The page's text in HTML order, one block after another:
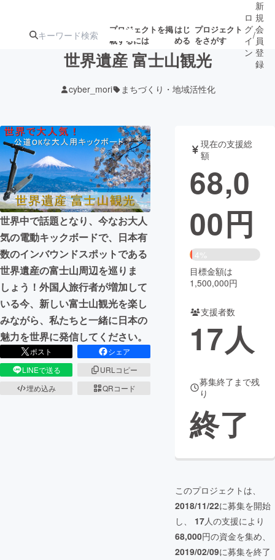
プロジェクトを掲
載するには
はじ
める
プロジェクト
をさがす
アート・写真
テクノロジー・ガジェット ゲーム・サ
映像・映画
ビジネス・起業 チャレンジ
まちづくり・地域活性化
CAMPFIRE for Social Good
CAMPFIRE Creation
CAMPFIREふるさと納税
machi-ya コミュニティ
ロ
グ
イ
ン
/
新
規
会
員
登
録
世界遺産 富士山観光
cyber_mori まちづくり・地域活性化
世界中で話題となり、今なお大人
気の電動キックボードで、日本有
数のインバウンドスポットである
世界遺産の富士山周辺を巡りま
しょう！外国人旅行者が増加して
いる今、新しい富士山観光を楽し
みながら、私たちと一緒に日本の
魅力を世界に発信してください。
ポスト
シェア
LINEで送る
URLコピー
埋め込み
QRコード
現在の支援総
額
68,0
00円
4%
目標金額は
1,500,000円
支援者数
17人
募集終了まで残
り
終了
このプロジェクトは、
2018/11/22に募集を開始
し、 17人の支援により
68,000円の資金を集め、
2019/02/09に募集を終了